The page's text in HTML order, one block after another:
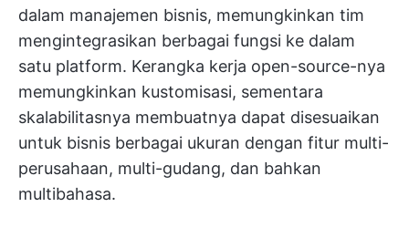
dalam manajemen bisnis, memungkinkan tim
mengintegrasikan berbagai fungsi ke dalam
satu platform. Kerangka kerja open-source-nya
memungkinkan kustomisasi, sementara
skalabilitasnya membuatnya dapat disesuaikan
untuk bisnis berbagai ukuran dengan fitur multi-
perusahaan, multi-gudang, dan bahkan
multibahasa.